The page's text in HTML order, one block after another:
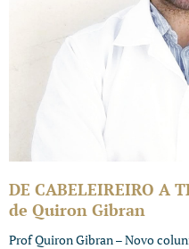
DE CABELEIREIRO A
de Quiron Gibran
Prof Quiron Gibran – Novo